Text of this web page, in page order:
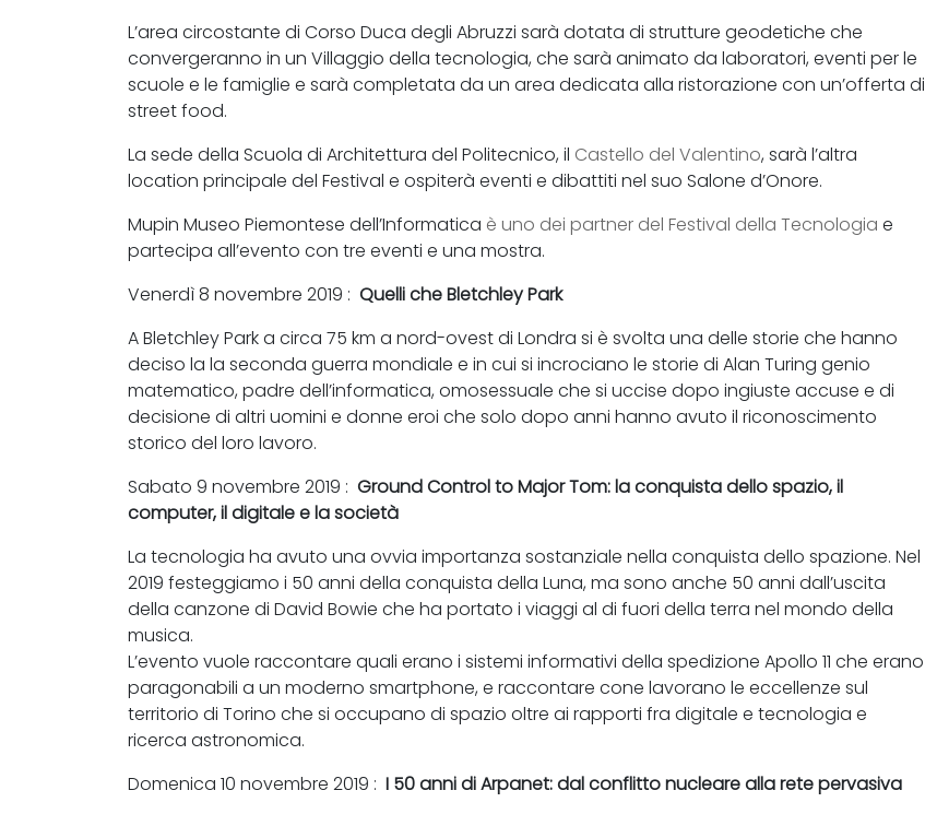
L’area circostante di Corso Duca degli Abruzzi sarà dotata di strutture geodetiche che
convergeranno in un Villaggio della tecnologia, che sarà animato da laboratori, eventi per le
scuole e le famiglie e sarà completata da un area dedicata alla ristorazione con un’offerta di
street food.
La sede della Scuola di Architettura del Politecnico, il Castello del Valentino, sarà l’altra
location principale del Festival e ospiterà eventi e dibattiti nel suo Salone d’Onore.
Mupin Museo Piemontese dell’Informatica è uno dei partner del Festival della Tecnologia e
partecipa all’evento con tre eventi e una mostra.
Venerdì 8 novembre 2019 : Quelli che Bletchley Park
A Bletchley Park a circa 75 km a nord-ovest di Londra si è svolta una delle storie che hanno
deciso la la seconda guerra mondiale e in cui si incrociano le storie di Alan Turing genio
matematico, padre dell’informatica, omosessuale che si uccise dopo ingiuste accuse e di
decisione di altri uomini e donne eroi che solo dopo anni hanno avuto il riconoscimento
storico del loro lavoro.
Sabato 9 novembre 2019 : Ground Control to Major Tom: la conquista dello spazio, il
computer, il digitale e la società
La tecnologia ha avuto una ovvia importanza sostanziale nella conquista dello spazione. Nel
2019 festeggiamo i 50 anni della conquista della Luna, ma sono anche 50 anni dall’uscita
della canzone di David Bowie che ha portato i viaggi al di fuori della terra nel mondo della
musica.
L’evento vuole raccontare quali erano i sistemi informativi della spedizione Apollo 11 che erano
paragonabili a un moderno smartphone, e raccontare cone lavorano le eccellenze sul
territorio di Torino che si occupano di spazio oltre ai rapporti fra digitale e tecnologia e
ricerca astronomica.
Domenica 10 novembre 2019 : I 50 anni di Arpanet: dal conflitto nucleare alla rete pervasiva